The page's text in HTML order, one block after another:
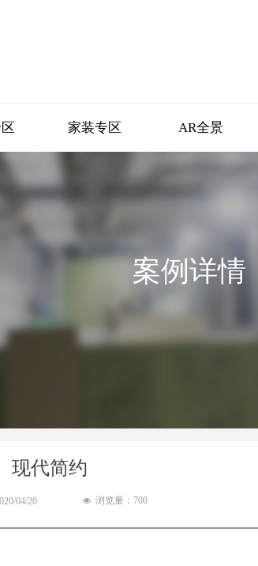
家装专区 AR全景
案例详情
现代简约
넶 浏览量： 700
04/20